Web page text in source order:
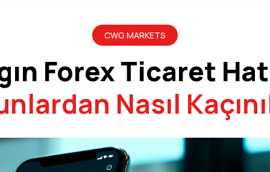
CWG MARKETS
Forex Ticaret
Nasıl